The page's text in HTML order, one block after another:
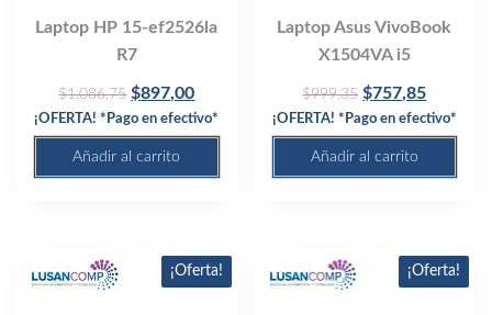
Laptop HP 15-ef2526la
R7
$1.086,75 Original
price
was:
$1.086,75.
$897,00Current
price
$897,00.
¡OFERTA! *Pago en efectivo*
Añadir al carrito
Laptop Asus VivoBook
X1504VA i5
$999,35 Original
price
was:
$999,35.
$757,85Current
price
¡OFERTA! *Pago en efectivo*
Añadir al carrito
¡Oferta! ¡Oferta!